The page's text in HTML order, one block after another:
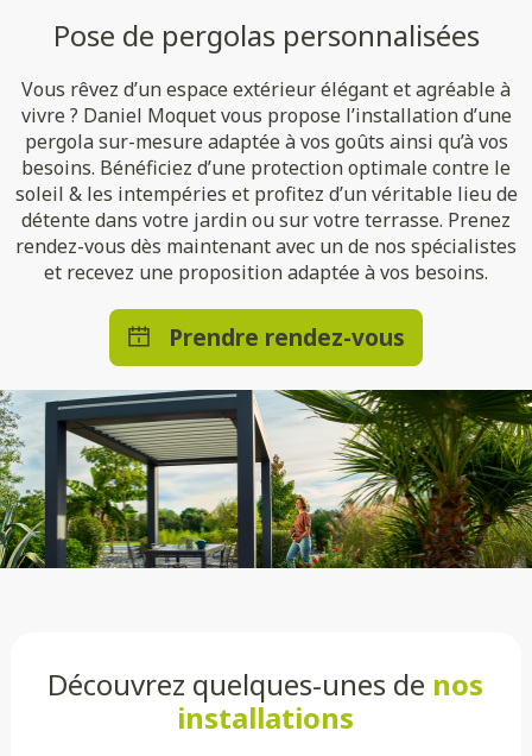
Pose de pergolas personnalisées
Vous rêvez d’un espace extérieur élégant et agréable à
vivre ? Daniel Moquet vous propose l’installation d’une
pergola sur-mesure adaptée à vos goûts ainsi qu’à vos
besoins. Bénéficiez d’une protection optimale contre le
soleil & les intempéries et profitez d’un véritable lieu de
détente dans votre jardin ou sur votre terrasse. Prenez
rendez-vous dès maintenant avec un de nos spécialistes
et recevez une proposition adaptée à vos besoins.
Prendre rendez-vous
Découvrez quelques-unes de nos
installations